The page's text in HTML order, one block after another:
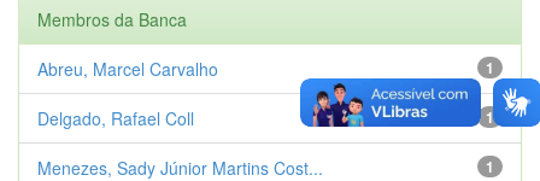
Membros da Banca
1
Abreu, Marcel Carvalho
1
Delgado, Rafael Coll
1
Menezes, Sady Júnior Martins Cost...